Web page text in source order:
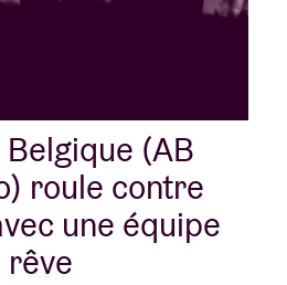
(AB
roule contre
une équipe